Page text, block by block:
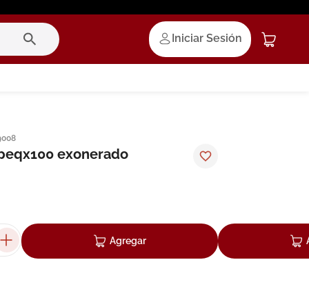
Iniciar Sesión
exonerado
Agregar